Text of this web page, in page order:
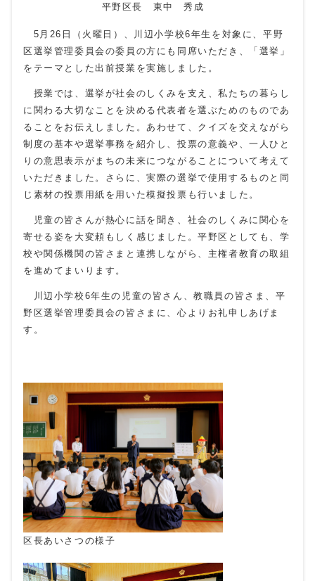
平野区長 東中 秀成
5 月 26 日（火曜日）、川辺小学校6年生を対象に、平野
区選挙管理委員会の委員の方にも同席いただき、「選挙」
をテーマとした出前授業を実施しました。
授業では、選挙が社会のしくみを支え、私たちの暮らし
に関わる大切なことを決める代表者を選ぶためのものであ
ることをお伝えしました。あわせて、クイズを交えながら
制度の基本や選挙事務を紹介し、投票の意義や、一人ひと
りの意思表示がまちの未来につながることについて考えて
いただきました。さらに、実際の選挙で使用するものと同
じ素材の投票用紙を用いた模擬投票も行いました。
児童の皆さんが熱心に話を聞き、社会のしくみに関心を
寄せる姿を大変頼もしく感じました。平野区としても、学
校や関係機関の皆さまと連携しながら、主権者教育の取組
を進めてまいります。
川辺小学校 6年生の児童の皆さん、教職員の皆さま、平
野区選挙管理委員会の皆さまに、心よりお礼申しあげま
す。
区長あいさつの様子